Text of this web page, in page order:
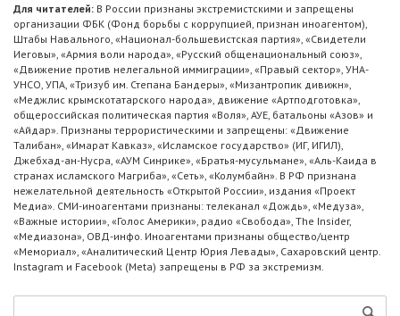
Для читателей: В России признаны экстремистскими и запрещены
организации ФБК (Фонд борьбы с коррупцией, признан иноагентом),
Штабы Навального, «Национал-большевистская партия», «Свидетели
Иеговы», «Армия воли народа», «Русский общенациональный союз»,
«Движение против нелегальной иммиграции», «Правый сектор», УНА-
УНСО, УПА, «Тризуб им. Степана Бандеры», «Мизантропик дивижн»,
«Меджлис крымскотатарского народа», движение «Артподготовка»,
общероссийская политическая партия «Воля», АУЕ, батальоны «Азов» и
«Айдар». Признаны террористическими и запрещены: «Движение
Талибан», «Имарат Кавказ», «Исламское государство» (ИГ, ИГИЛ),
Джебхад-ан-Нусра, «АУМ Синрике», «Братья-мусульмане», «Аль-Каида в
странах исламского Магриба», «Сеть», «Колумбайн». В РФ признана
нежелательной деятельность «Открытой России», издания «Проект
Медиа». СМИ-иноагентами признаны: телеканал «Дождь», «Медуза»,
«Важные истории», «Голос Америки», радио «Свобода», The Insider,
«Медиазона», ОВД-инфо. Иноагентами признаны общество/центр
«Мемориал», «Аналитический Центр Юрия Левады», Сахаровский центр.
Instagram и Facebook (Metа) запрещены в РФ за экстремизм.